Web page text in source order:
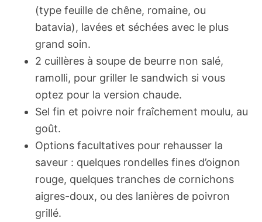
(type feuille de chêne, romaine, ou
batavia), lavées et séchées avec le plus
grand soin.
2 cuillères à soupe de beurre non salé,
ramolli, pour griller le sandwich si vous
optez pour la version chaude.
Sel fin et poivre noir fraîchement moulu, au
goût.
Options facultatives pour rehausser la
saveur : quelques rondelles fines d’oignon
rouge, quelques tranches de cornichons
aigres-doux, ou des lanières de poivron
grillé.